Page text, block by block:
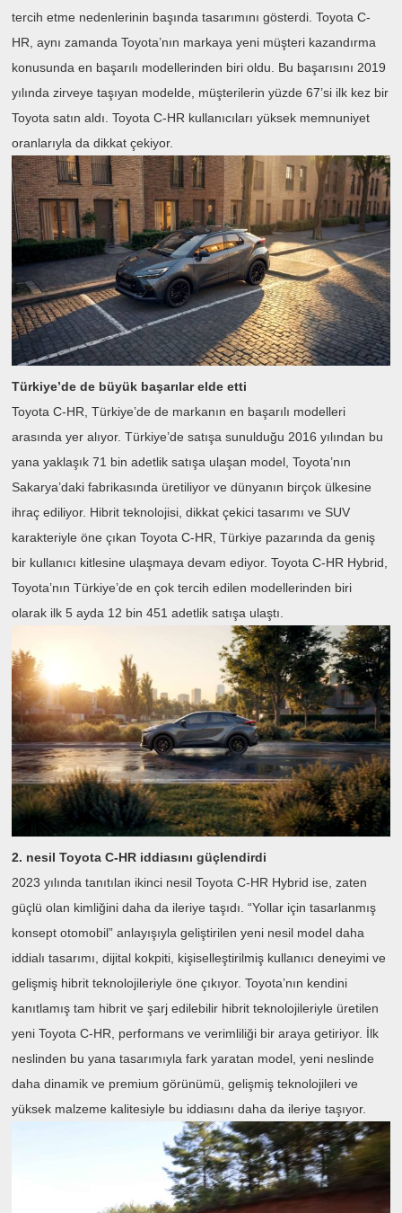
tercih etme nedenlerinin başında tasarımını gösterdi. Toyota C-
HR, aynı zamanda Toyota’nın markaya yeni müşteri kazandırma
konusunda en başarılı modellerinden biri oldu. Bu başarısını 2019
yılında zirveye taşıyan modelde, müşterilerin yüzde 67’si ilk kez bir
Toyota satın aldı. Toyota C-HR kullanıcıları yüksek memnuniyet
oranlarıyla da dikkat çekiyor.
Türkiye’de de büyük başarılar elde etti
Toyota C-HR, Türkiye’de de markanın en başarılı modelleri
arasında yer alıyor. Türkiye’de satışa sunulduğu 2016 yılından bu
yana yaklaşık 71 bin adetlik satışa ulaşan model, Toyota’nın
Sakarya’daki fabrikasında üretiliyor ve dünyanın birçok ülkesine
ihraç ediliyor. Hibrit teknolojisi, dikkat çekici tasarımı ve SUV
karakteriyle öne çıkan Toyota C-HR, Türkiye pazarında da geniş
bir kullanıcı kitlesine ulaşmaya devam ediyor. Toyota C-HR Hybrid,
Toyota’nın Türkiye’de en çok tercih edilen modellerinden biri
olarak ilk 5 ayda 12 bin 451 adetlik satışa ulaştı.
2. nesil Toyota C-HR iddiasını güçlendirdi
2023 yılında tanıtılan ikinci nesil Toyota C-HR Hybrid ise, zaten
güçlü olan kimliğini daha da ileriye taşıdı. “Yollar için tasarlanmış
konsept otomobil” anlayışıyla geliştirilen yeni nesil model daha
iddialı tasarımı, dijital kokpiti, kişiselleştirilmiş kullanıcı deneyimi ve
gelişmiş hibrit teknolojileriyle öne çıkıyor. Toyota’nın kendini
kanıtlamış tam hibrit ve şarj edilebilir hibrit teknolojileriyle üretilen
yeni Toyota C-HR, performans ve verimliliği bir araya getiriyor. İlk
neslinden bu yana tasarımıyla fark yaratan model, yeni neslinde
daha dinamik ve premium görünümü, gelişmiş teknolojileri ve
yüksek malzeme kalitesiyle bu iddiasını daha da ileriye taşıyor.